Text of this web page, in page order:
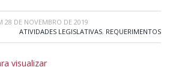
28 DE NOVEMBRO DE 2019
ATIVIDADES LEGISLATIVAS, REQUERIMENTOS
visualizar